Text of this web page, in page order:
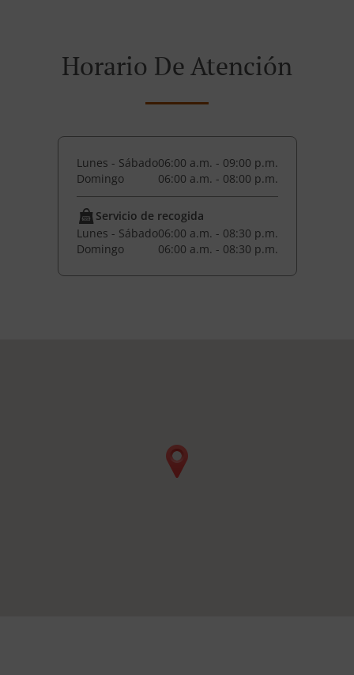
Horario De Atención
Lunes - Sábado06:00 a.m. - 09:00 p.m.
Domingo
06:00 a.m. - 08:00 p.m.
Servicio de recogida
Lunes - Sábado06:00 a.m. - 08:30 p.m.
Domingo
06:00 a.m. - 08:30 p.m.